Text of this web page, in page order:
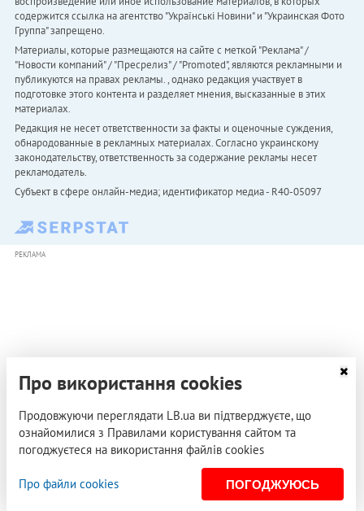
содержится ссылка на агентство "Українськi Новини" и "Украинская Фото
Группа" запрещено.
Материалы, которые размещаются на сайте с меткой "Реклама" /
"Новости компаний" / "Пресрелиз" / "Promoted", являются рекламными и
публикуются на правах рекламы. , однако редакция участвует в
подготовке этого контента и разделяет мнения, высказанные в этих
материалах.
Редакция не несет ответственности за факты и оценочные суждения,
обнародованные в рекламных материалах. Согласно украинскому
законодательству, ответственность за содержание рекламы несет
рекламодатель.
Субъект в сфере онлайн-медиа; идентификатор медиа - R40-05097
РЕКЛАМА
Про використання cookies
Продовжуючи переглядати LB.ua ви підтверджуєте, що
ознайомилися з Правилами користування сайтом та
погоджуєтеся на використання файлів cookies
Про файли cookies ПОГОДЖУЮСЬ